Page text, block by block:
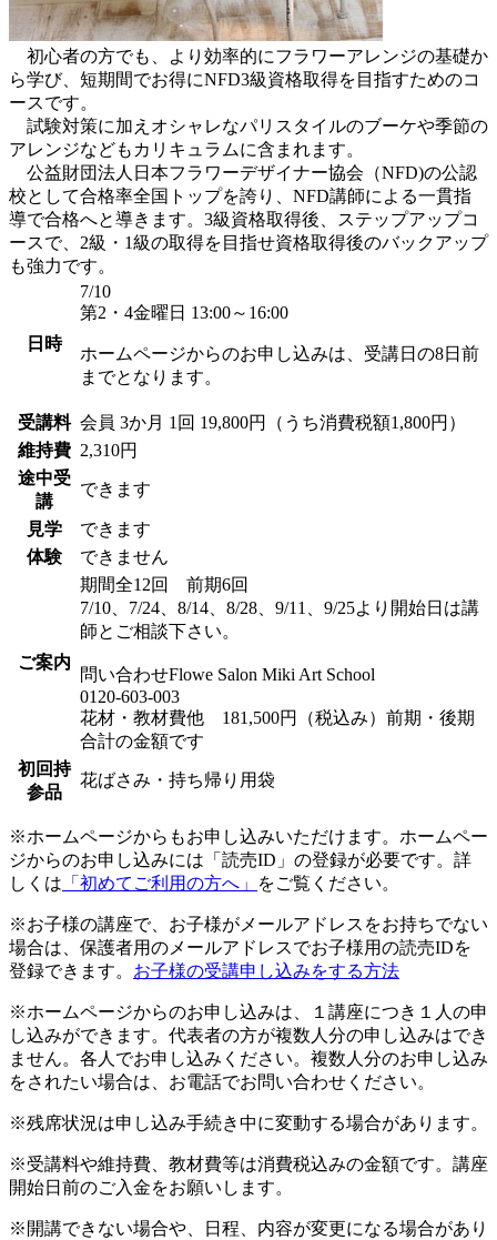
初心者の方でも、より効率的にフラワーアレンジの基礎か
ら学び、短期間でお得にNFD3級資格取得を目指すためのコ
ースです。
試験対策に加えオシャレなパリスタイルのブーケや季節の
アレンジなどもカリキュラムに含まれます。
公益財団法人日本フラワーデザイナー協会（NFD)の公認
校として合格率全国トップを誇り、NFD講師による一貫指
導で合格へと導きます。3級資格取得後、ステップアップコ
ースで、2級・1級の取得を目指せ資格取得後のバックアップ
も強力です。
日時
7/10
第2・4金曜日 13:00～16:00
ホームページからのお申し込みは、受講日の8日前
までとなります。
受講料 会員 3か月 1回 19,800円（うち消費税額1,800円）
維持費 2,310円
途中受
講
できます
見学
できます
体験
できません
ご案内
期間全12回 前期6回
7/10、7/24、8/14、8/28、9/11、9/25より開始日は講
師とご相談下さい。
問い合わせFlowe Salon Miki Art School
0120-603-003
花材・教材費他 181,500円（税込み）前期・後期
合計の金額です
初回持
参品
花ばさみ・持ち帰り用袋
※ホームページからもお申し込みいただけます。ホームペー
ジからのお申し込みには「読売ID」の登録が必要です。詳
しくは 「初めてご利用の方へ」 をご覧ください。
※お子様の講座で、お子様がメールアドレスをお持ちでない
場合は、保護者用のメールアドレスでお子様用の読売IDを
登録できます。 お子様の受講申し込みをする方法
※ホームページからのお申し込みは、１講座につき１人の申
し込みができます。代表者の方が複数人分の申し込みはでき
ません。各人でお申し込みください。複数人分のお申し込み
をされたい場合は、お電話でお問い合わせください。
※残席状況は申し込み手続き中に変動する場合があります。
※受講料や維持費、教材費等は消費税込みの金額です。講座
開始日前のご入金をお願いします。
※開講できない場合や、日程、内容が変更になる場合があり